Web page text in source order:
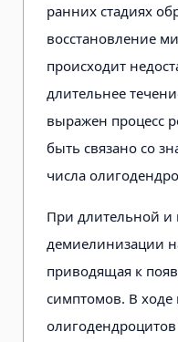
ранних стадиях
восстановление
происходит
длительнее
выражен процесс
быть связано со
числа
При длительной
демиелинизации
приводящая к
симптомов. В